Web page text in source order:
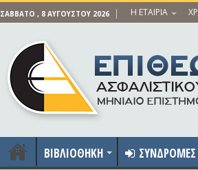
ΣΆΒΒΑΤΟ , 8 ΑΥΓΟΎΣΤΟΥ 2026 Η ΕΤΑΙΡΙΑ
ΒΙΒΛΙΟΘΗΚΗ ΣΥΝΔΡΟΜΕΣ